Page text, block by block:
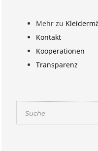
Mehr zu
Kontakt
Kooperationen
Transparenz